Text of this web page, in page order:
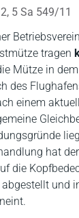
5 Sa 549/11
tragen
Mütze in
des
einem
hat
die
und